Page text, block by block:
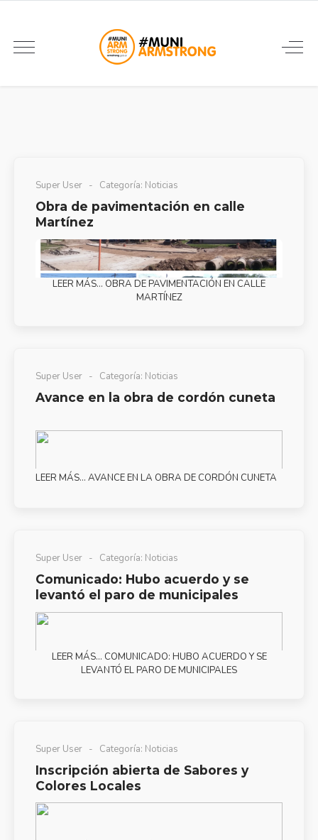
Super User Categoría: Noticias
Obra de pavimentación en calle
Martínez
LEER MÁS… OBRA DE PAVIMENTACIÓN EN CALLE
MARTÍNEZ
Super User Categoría: Noticias
Avance en la obra de cordón cuneta
LEER MÁS… AVANCE EN LA OBRA DE CORDÓN CUNETA
Super User Categoría: Noticias
Comunicado: Hubo acuerdo y se
levantó el paro de municipales
LEER MÁS… COMUNICADO: HUBO ACUERDO Y SE
LEVANTÓ EL PARO DE MUNICIPALES
Super User Categoría: Noticias
Inscripción abierta de Sabores y
Colores Locales